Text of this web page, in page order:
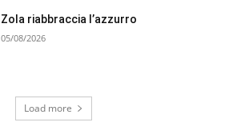
Zola riabbraccia l’azzurro
05/08/2026
Load more